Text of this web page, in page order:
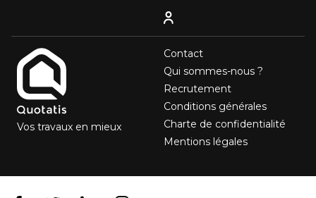
Vos travaux en mieux
Contact
Qui sommes-nous ?
Recrutement
Conditions générales
Charte de confidentialité
Mentions légales